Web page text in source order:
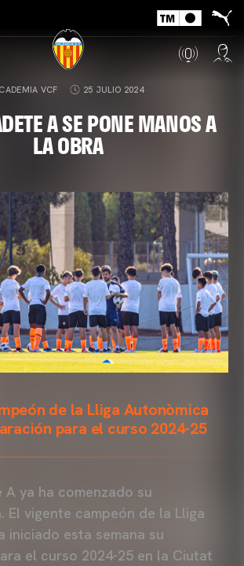
VCF 25 JULIO 2024
A SE PONE MANOS A
LA OBRA
de la Lliga Autonòmica
para el curso 2024-25
A ya ha comenzado su
El vigente campeón de la Lliga
iniciado esta semana su
el curso 2024-25 en la Ciutat